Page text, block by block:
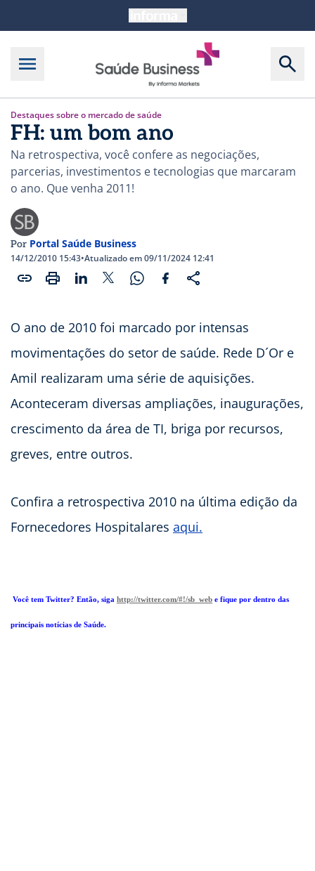
Destaques sobre o mercado de saúde
FH: um bom ano
Na retrospectiva, você confere as negociações,
parcerias, investimentos e tecnologias que marcaram
o ano. Que venha 2011!
Por Portal Saúde Business
14/12/2010 15:43•Atualizado em 09/11/2024 12:41
O ano de 2010 foi marcado por intensas
movimentações do setor de saúde. Rede D´Or e
Amil realizaram uma série de aquisições.
Aconteceram diversas ampliações, inaugurações,
crescimento da área de TI, briga por recursos,
greves, entre outros.
Confira a retrospectiva 2010 na última edição da
Fornecedores Hospitalares aqui.
Você tem Twitter? Então, siga http://twitter.com/#!/sb_web e fique por dentro das
principais notícias de Saúde.